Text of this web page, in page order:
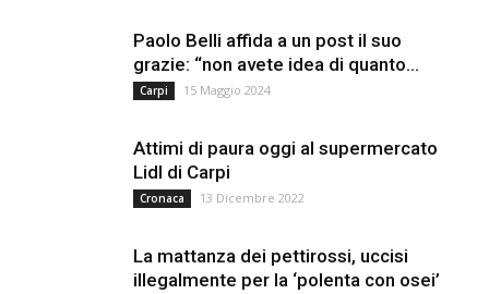
Paolo Belli affida a un post il suo
grazie: “non avete idea di quanto...
Carpi 15 Maggio 2024
Attimi di paura oggi al supermercato
Lidl di Carpi
Cronaca 13 Dicembre 2022
La mattanza dei pettirossi, uccisi
illegalmente per la ‘polenta con osei’